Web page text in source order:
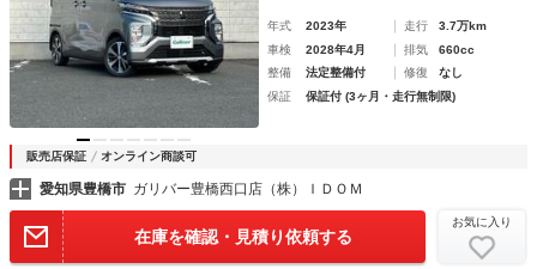
年式 2023年 走行
3.7万km
車検
2028年4月 排気
660cc
整備
法定整備付 修復
なし
保証
保証付 (3ヶ月・走行無制限)
販売店保証 オンライン商談可
愛知県豊橋市 ガリバー豊橋西口店（株）ＩＤＯＭ
在庫を確認・見積り依頼する
お気に入り